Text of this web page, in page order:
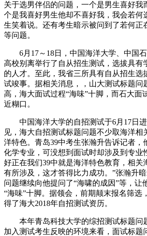
关于选男伴侣的问题，一个是男生喜好我
个是我喜好男生他却不喜好我，我会若何
生笑着说。还有考生暗示被问到了若何正
等问题。
6月17～18日，中国海洋大学、中国石
高校别离举行了自从招生测试，选拔具有
的人才。至此，我省三所具有自从招生选
试竣事。据相关消息，，山大测试标题问
高，海大面试过程“海味”十脚，而石大面
近糊口。
中国海洋大学的自招测试于6月17日进
见，海大自招测试标题问题不少取海洋相
洋特色。青岛39中考生张瀚升告诉记者，
化学专业，可没想到面试时却涉及到专业
好正在我们39中就是海洋特色教育，相关
有所涉及，这才答得比力成功。”张瀚升
问题继续向他提问了“海啸的成因”等，让
“海味”十脚。据领会，前期颠末报名筛选
得了海大2018年自招测试资历。
本年青岛科技大学的综招测试标题问
加入测试考生反映的环境来看，面试标题